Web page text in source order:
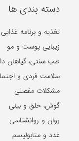
دسته بندی ها
تغذیه و برنامه غذایی
زیبایی پوست و مو
طب سنتی، گیاهان
سلامت فردی و
مشکلات مفصلی
گوش، حلق و بینی
روان و روانشناسی
غدد و متابولیسم